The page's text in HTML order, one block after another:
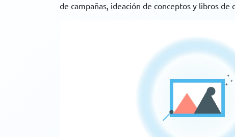
de campañas, ideación de conceptos y libros de